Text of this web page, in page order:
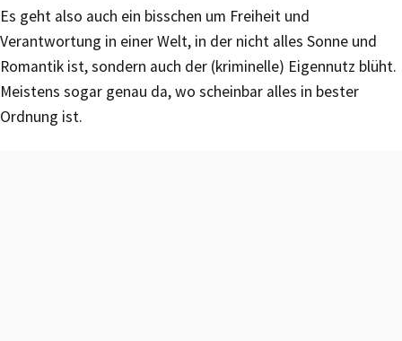
Es geht also auch ein bisschen um Freiheit und
Verantwortung in einer Welt, in der nicht alles Sonne und
Romantik ist, sondern auch der (kriminelle) Eigennutz blüht.
Meistens sogar genau da, wo scheinbar alles in bester
Ordnung ist.